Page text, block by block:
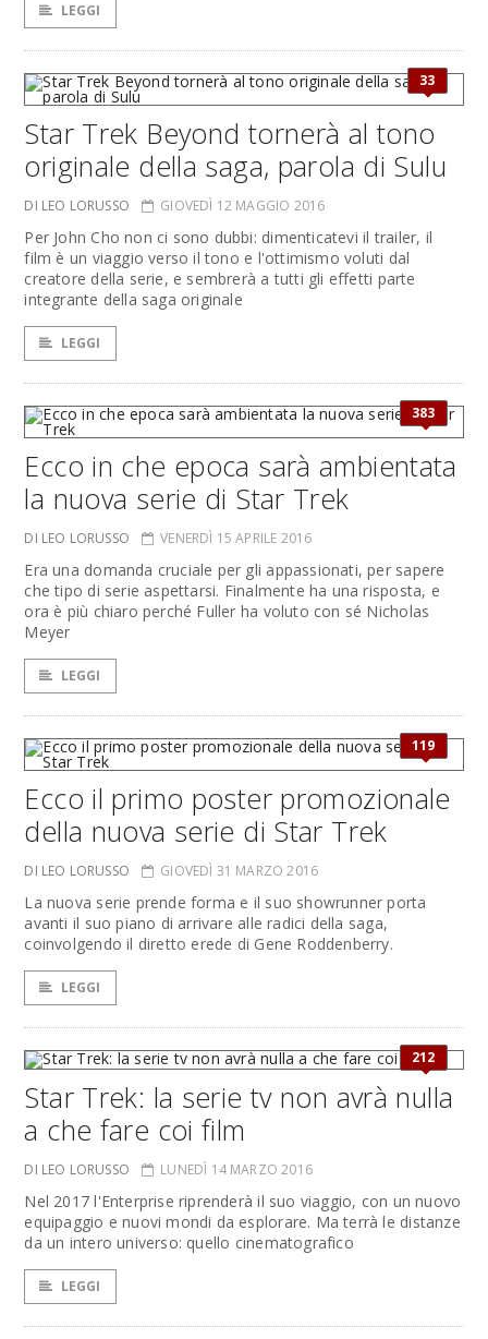
LEGGI
33
Star Trek Beyond tornerà al tono
originale della saga, parola di Sulu
DI LEO LORUSSO GIOVEDÌ 12 MAGGIO 2016
Per John Cho non ci sono dubbi: dimenticatevi il trailer, il
film è un viaggio verso il tono e l'ottimismo voluti dal
creatore della serie, e sembrerà a tutti gli effetti parte
integrante della saga originale
LEGGI
383
Ecco in che epoca sarà ambientata
la nuova serie di Star Trek
DI LEO LORUSSO VENERDÌ 15 APRILE 2016
Era una domanda cruciale per gli appassionati, per sapere
che tipo di serie aspettarsi. Finalmente ha una risposta, e
ora è più chiaro perché Fuller ha voluto con sé Nicholas
Meyer
LEGGI
119
Ecco il primo poster promozionale
della nuova serie di Star Trek
DI LEO LORUSSO GIOVEDÌ 31 MARZO 2016
La nuova serie prende forma e il suo showrunner porta
avanti il suo piano di arrivare alle radici della saga,
coinvolgendo il diretto erede di Gene Roddenberry.
LEGGI
212
Star Trek: la serie tv non avrà nulla
a che fare coi film
DI LEO LORUSSO LUNEDÌ 14 MARZO 2016
Nel 2017 l'Enterprise riprenderà il suo viaggio, con un nuovo
equipaggio e nuovi mondi da esplorare. Ma terrà le distanze
da un intero universo: quello cinematografico
LEGGI